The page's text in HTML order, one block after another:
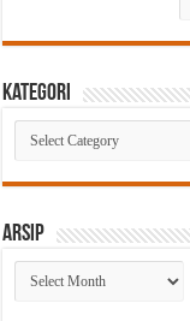
Kategori
Kategori
Arsip
Arsip